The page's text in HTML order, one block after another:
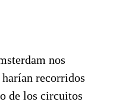
nos
recorridos
de los circuitos